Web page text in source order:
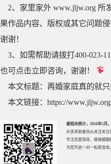
2、家里家外 www.jljw.org 所
果作品内容、版权或其它问题
谢谢！
3、如需帮助请拨打400-023-
也可点击立即咨询，谢谢！
本文标题： 再婚家庭真的就只
本文链接： https://
据相关统计，2016年2月
众多求助者自从关注关注
专注恋爱指导、 情感婚姻
为您开启一对一私密咨询